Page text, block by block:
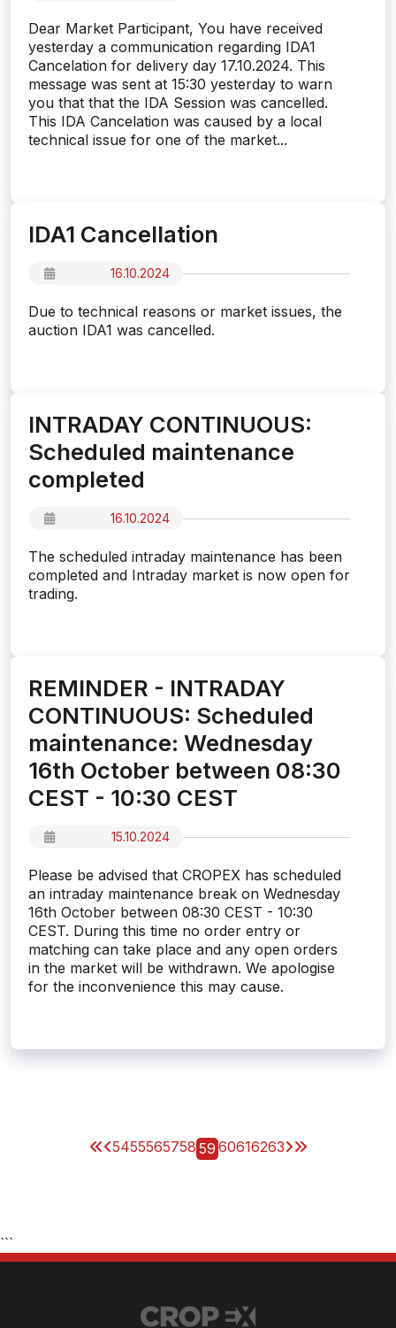
Dear Market Participant, You have received
yesterday a communication regarding IDA1
Cancelation for delivery day 17.10.2024. This
message was sent at 15:30 yesterday to warn
you that that the IDA Session was cancelled.
This IDA Cancelation was caused by a local
technical issue for one of the market...
IDA1 Cancellation
16.10.2024
Due to technical reasons or market issues, the
auction IDA1 was cancelled.
INTRADAY CONTINUOUS:
Scheduled maintenance
completed
16.10.2024
The scheduled intraday maintenance has been
completed and Intraday market is now open for
trading.
REMINDER - INTRADAY
CONTINUOUS: Scheduled
maintenance: Wednesday
16th October between 08:30
CEST - 10:30 CEST
15.10.2024
Please be advised that CROPEX has scheduled
an intraday maintenance break on Wednesday
16th October between 08:30 CEST - 10:30
CEST. During this time no order entry or
matching can take place and any open orders
in the market will be withdrawn. We apologise
for the inconvenience this may cause.
5455565758 5960616263
```